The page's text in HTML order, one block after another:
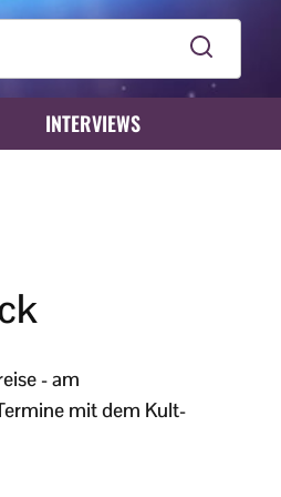
INTERVIEWS
- am
mit dem Kult-